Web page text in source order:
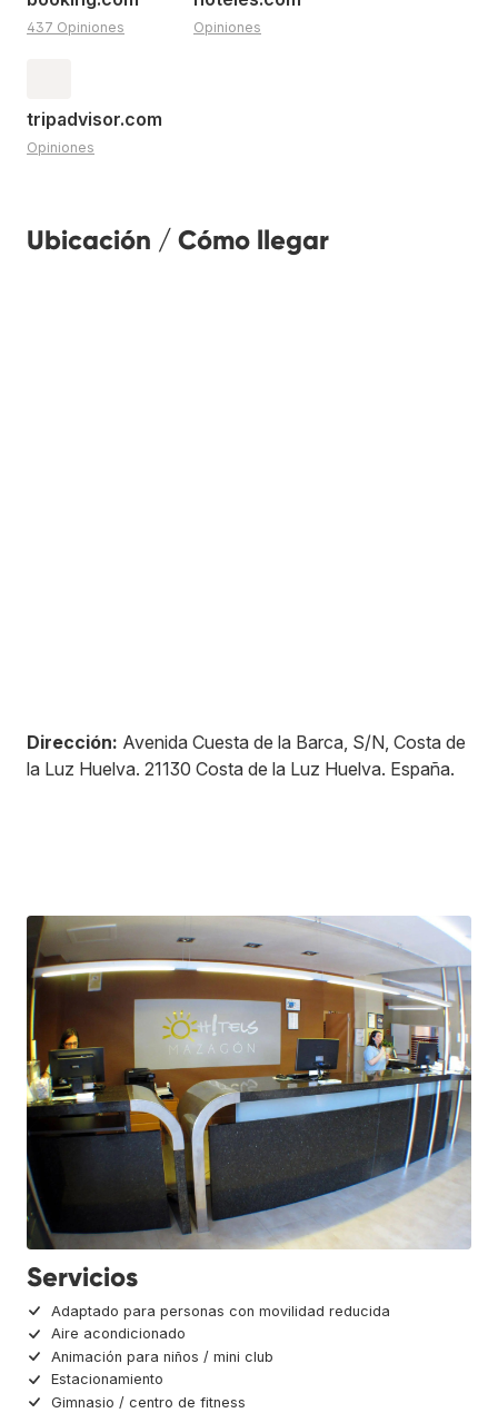
437 Opiniones Opiniones
tripadvisor.com
Opiniones
Ubicación / Cómo llegar
Dirección: Avenida Cuesta de la Barca, S/N, Costa de
la Luz Huelva. 21130 Costa de la Luz Huelva. España.
Servicios
Adaptado para personas con movilidad reducida
Aire acondicionado
Animación para niños / mini club
Estacionamiento
Gimnasio / centro de fitness